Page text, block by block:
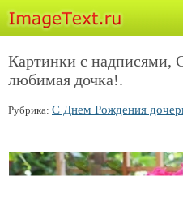
Картинки с надписями,
любимая дочка!.
Рубрика: С Днем Рождения